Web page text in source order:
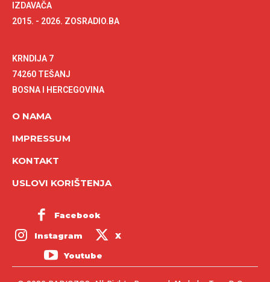
IZDAVAČA
2015. - 2026. ZOSRADIO.BA
KRNDIJA 7
74260 TEŠANJ
BOSNA I HERCEGOVINA
O NAMA
IMPRESSUM
KONTAKT
USLOVI KORIŠTENJA
Facebook
Instagram X
Youtube